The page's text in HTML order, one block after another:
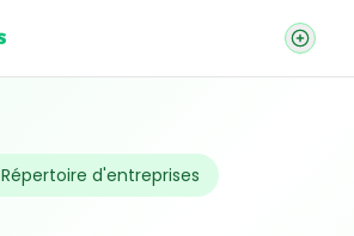
Répertoire d'entreprises